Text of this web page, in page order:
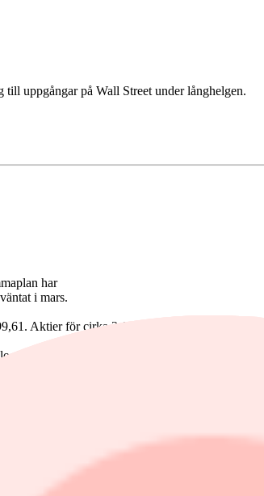
till uppgångar på Wall Street under långhelgen.
har
i mars.
Aktier för cirka 2,1 miljarder kronor omsattes
med en uppgång på 2,3 procent. I andra
B 2,6 procent medan Alfa Laval var upp
av aktierna i italienska Metalltech, en
1,7 procent.
Switchgear som har en årlig omsättning